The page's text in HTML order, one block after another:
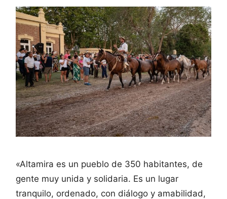
«Altamira es un pueblo de 350 habitantes, de
gente muy unida y solidaria. Es un lugar
tranquilo, ordenado, con diálogo y amabilidad,